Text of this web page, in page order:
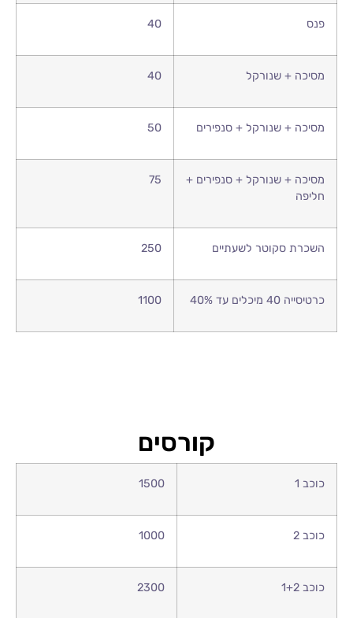
פנס 40
מסיכה + שנורקל 40
מסיכה + שנורקל + סנפירים 50
מסיכה + שנורקל + סנפירים +
חליפה
75
השכרת סקוטר לשעתיים 250
כרטיסייה 40 מיכלים עד 40% 1100
קורסים
כוכב 1 1500
כוכב 2 1000
כוכב 1+2 2300